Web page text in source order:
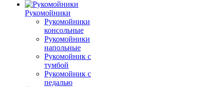
Рукомойники
Рукомойники
консольные
Рукомойники
напольные
Рукомойник с
тумбой
Рукомойник с
педалью